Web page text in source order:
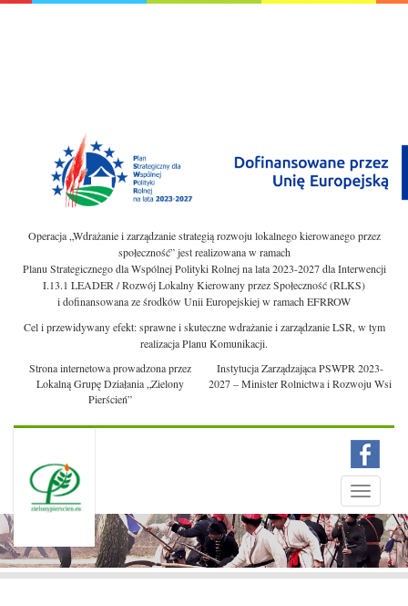
Operacja „Wdrażanie i zarządzanie strategią rozwoju lokalnego kierowanego przez
społeczność” jest realizowana w ramach
Planu Strategicznego dla Wspólnej Polityki Rolnej na lata 2023-2027 dla Interwencji
I.13.1 LEADER / Rozwój Lokalny Kierowany przez Społeczność (RLKS)
i dofinansowana ze środków Unii Europejskiej w ramach EFRROW
Cel i przewidywany efekt: sprawne i skuteczne wdrażanie i zarządzanie LSR, w tym
realizacja Planu Komunikacji.
Strona internetowa prowadzona przez
Lokalną Grupę Działania „Zielony
Pierścień”
Instytucja Zarządzająca PSWPR 2023-
2027 – Minister Rolnictwa i Rozwoju Wsi
Toggle
Menu